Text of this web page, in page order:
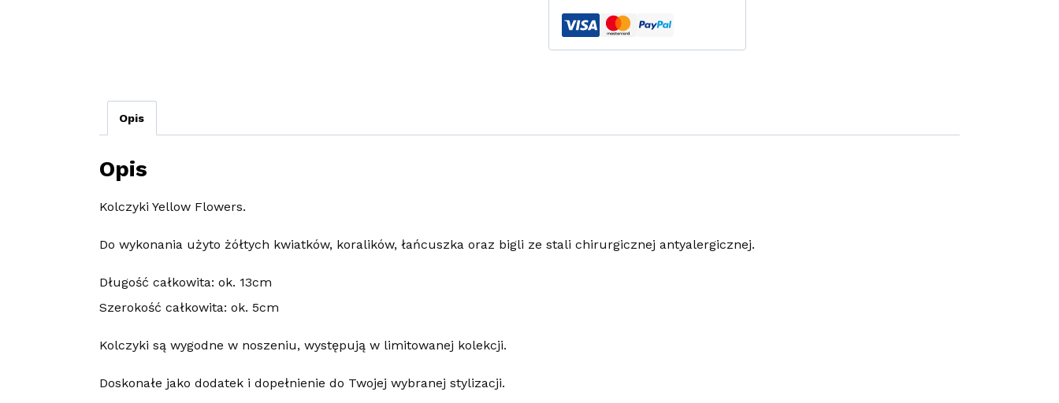
Opis
Opis
Kolczyki Yellow Flowers.
Do wykonania użyto żółtych kwiatków, koralików, łańcuszka oraz bigli ze stali chirurgicznej antyalergicznej.
Długość całkowita: ok. 13cm
Szerokość całkowita: ok. 5cm
Kolczyki są wygodne w noszeniu, występują w limitowanej kolekcji.
Doskonałe jako dodatek i dopełnienie do Twojej wybranej stylizacji.